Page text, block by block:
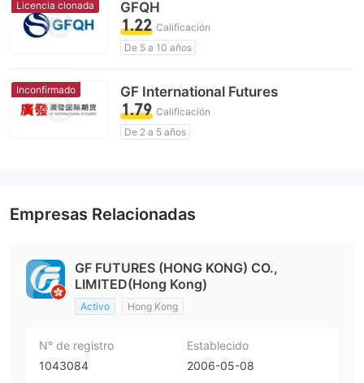
Licencia clonada GFQH
1.22 Calificación
De 5 a 10 años
Zona de negocio sospechoso
Simulación Hong Kong supervisión
Riesgo potencial alto
Inconfirmado GF International Futures
1.79 Calificación
De 2 a 5 años
Empresas Relacionadas
GF FUTURES (HONG KONG) CO.,
LIMITED(Hong Kong)
Activo Hong Kong
N° de registro
1043084
Establecido
2006-05-08